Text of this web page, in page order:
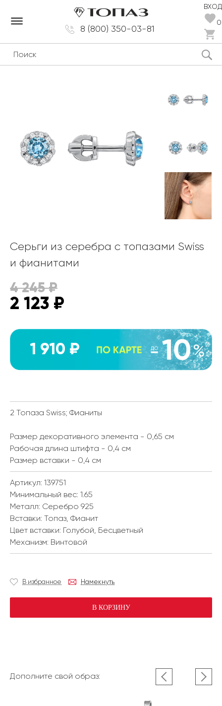
8 (800) 350-03-81
ВХОД
0
dehaze
Серьги из серебра с топазами Swiss
и фианитами
4 245₽
2 123 ₽
1 910 ₽
2 Топаза Swiss; Фианиты
Размер декоративного элемента - 0,65 см
Рабочая длина штифта - 0,4 см
Размер вставки - 0,4 см
Артикул: 139751
Минимальный вес: 1.65
Металл: Серебро 925
Вставки: Топаз, Фианит
Цвет вставки: Голубой, Бесцветный
Механизм: Винтовой
В избранное Намекнуть
В КОРЗИНУ
Дополните свой образ: